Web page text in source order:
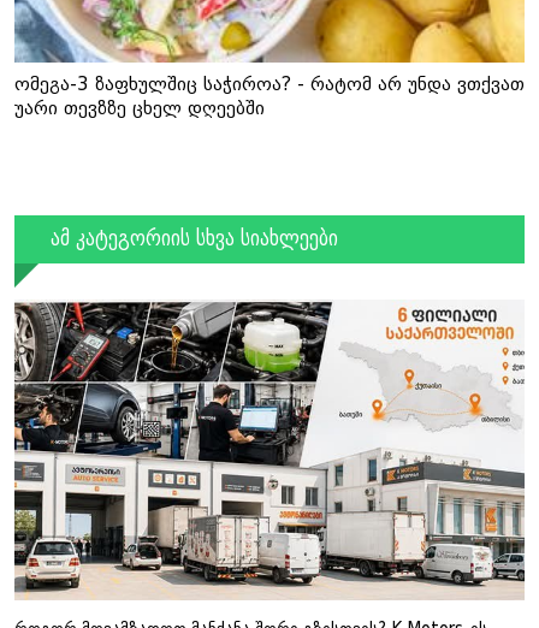
ომეგა-3 ზაფხულშიც საჭიროა? - რატომ არ უნდა ვთქვათ
უარი თევზზე ცხელ დღეებში
ამ კატეგორიის სხვა სიახლეები